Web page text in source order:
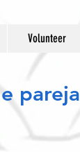
Volunteer
pareja